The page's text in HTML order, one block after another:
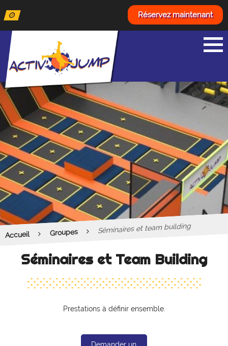
Réservez maintenant
Accueil Groupes Séminaires et team building
Séminaires et Team Building
Prestations à définir ensemble.